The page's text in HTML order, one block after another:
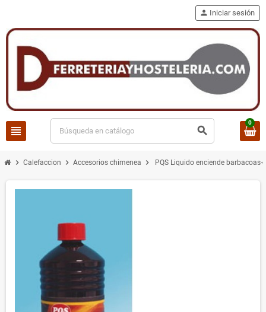
view_headline search
person Iniciar sesión
0
chevron_right Calefaccion chevron_right Accesorios chimenea chevron_right PQS Liquido enciende